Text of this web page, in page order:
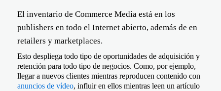
El inventario de Commerce Media está en los
publishers en todo el Internet abierto, además de en
retailers y marketplaces.
Esto despliega todo tipo de oportunidades de adquisición y
retención para todo tipo de negocios. Como, por ejemplo,
llegar a nuevos clientes mientras reproducen contenido con
anuncios de vídeo, influir en ellos mientras leen un artículo